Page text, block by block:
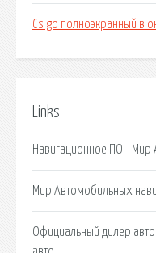
Cs go полноэкранный в
Links
Навигационное ПО - Мир
Мир Автомобильных
Официальный дилер